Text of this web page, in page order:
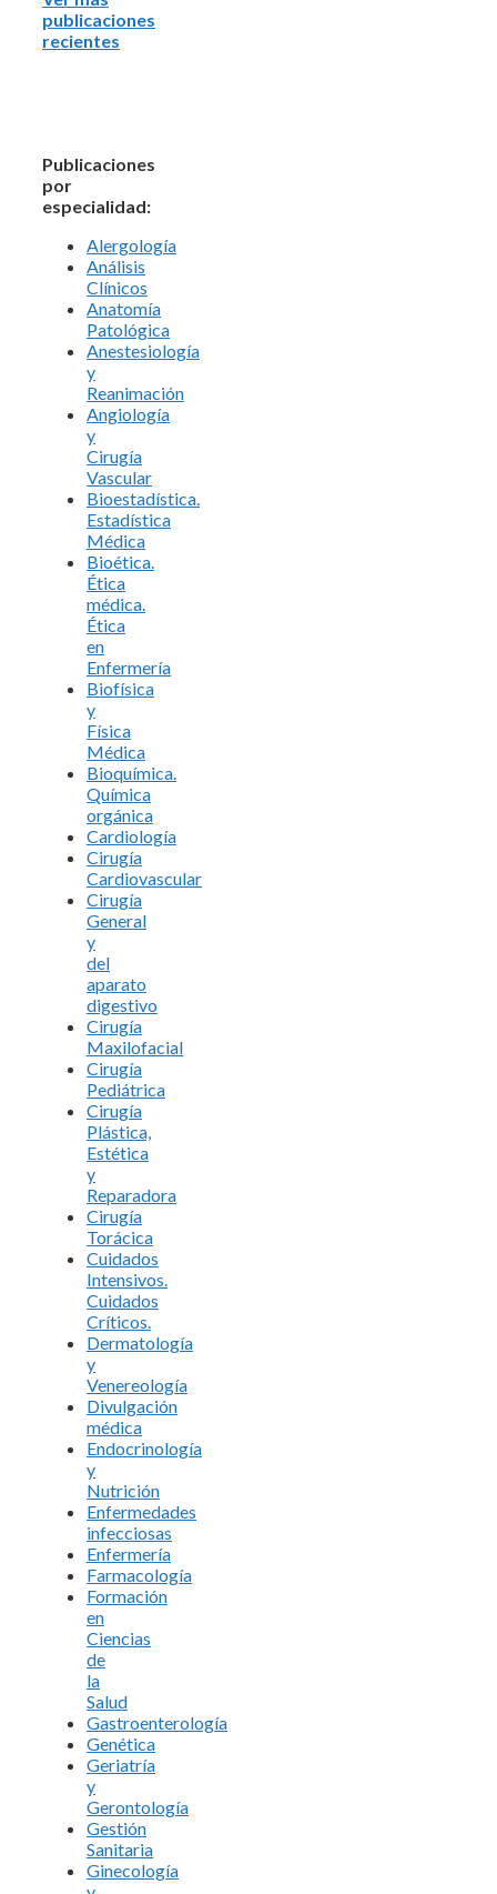
publicaciones
recientes
Publicaciones
por
especialidad:
Alergología
Análisis
Clínicos
Anatomía
Patológica
Anestesiología
y
Reanimación
Angiología
y
Cirugía
Vascular
Bioestadística.
Estadística
Médica
Bioética.
Ética
médica.
Ética
en
Enfermería
Biofísica
y
Física
Médica
Bioquímica.
Química
orgánica
Cardiología
Cirugía
Cardiovascular
Cirugía
General
y
del
aparato
digestivo
Cirugía
Maxilofacial
Cirugía
Pediátrica
Cirugía
Plástica,
Estética
y
Reparadora
Cirugía
Torácica
Cuidados
Intensivos.
Cuidados
Críticos.
Dermatología
y
Venereología
Divulgación
médica
Endocrinología
y
Nutrición
Enfermedades
infecciosas
Enfermería
Farmacología
Formación
en
Ciencias
de
la
Salud
Gastroenterología
Genética
Geriatría
y
Gerontología
Gestión
Sanitaria
Ginecología